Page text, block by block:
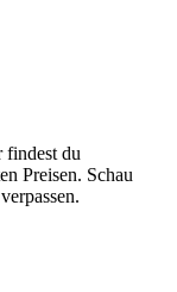
findest du
Preisen. Schau